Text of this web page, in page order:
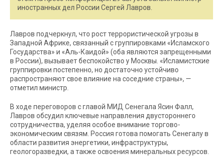
иностранных дел России Сергей Лавров.
Лавров подчеркнул, что рост террористической угрозы в
Западной Африке, связанный с группировками «Исламского
Государства» и «Аль-Каидой» (оба являются запрещенными
в России), вызывает беспокойство у Москвы. «Исламистские
группировки постепенно, но достаточно устойчиво
распространяют свое влияние на соседние страны», —
отметил министр.
В ходе переговоров с главой МИД Сенегала Ясин Фалл,
Лавров обсудил ключевые направления двустороннего
сотрудничества, уделяя особое внимание торгово-
экономическим связям. Россия готова помогать Сенегалу в
области развития энергетики, инфраструктуры,
геологоразведки, а также освоения минеральных ресурсов.